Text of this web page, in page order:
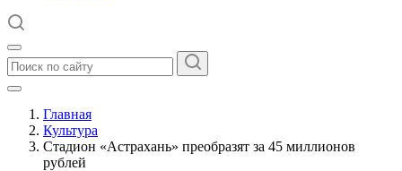
Главная
Культура
Стадион «Астрахань» преобразят за 45 миллионов
рублей